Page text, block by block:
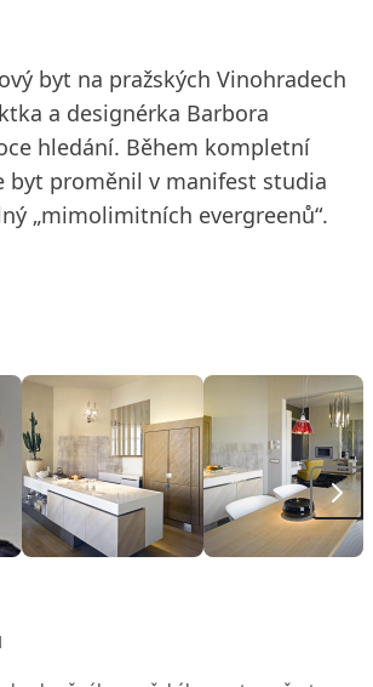
byt na pražských Vinohradech
a designérka Barbora
hledání. Během kompletní
byt proměnil v manifest studia
„mimolimitních evergreenů“.